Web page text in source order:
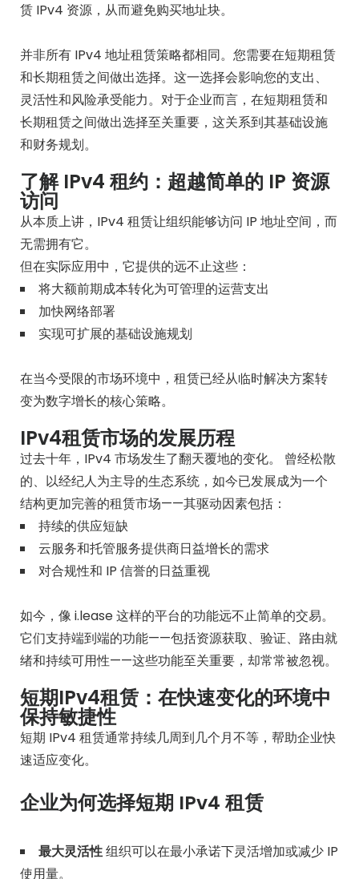
赁 IPv4 资源，从而避免购买地址块。
并非所有 IPv4 地址租赁策略都相同。您需要在短期租赁
和长期租赁之间做出选择。这一选择会影响您的支出、
灵活性和风险承受能力。对于企业而言，在短期租赁和
长期租赁之间做出选择至关重要，这关系到其基础设施
和财务规划。
了解 IPv4 租约：超越简单的 IP 资源
访问
从本质上讲，IPv4 租赁让组织能够访问 IP 地址空间，而
无需拥有它。
但在实际应用中，它提供的远不止这些：
将大额前期成本转化为可管理的运营支出
加快网络部署
实现可扩展的基础设施规划
在当今受限的市场环境中，租赁已经从临时解决方案转
变为数字增长的核心策略。
IPv4租赁市场的发展历程
过去十年，IPv4 市场发生了翻天覆地的变化。 曾经松散
的、以经纪人为主导的生态系统，如今已发展成为一个
结构更加完善的租赁市场——其驱动因素包括：
持续的供应短缺
云服务和托管服务提供商日益增长的需求
对合规性和 IP 信誉的日益重视
如今，像 i.lease 这样的平台的功能远不止简单的交易。
它们支持端到端的功能——包括资源获取、验证、路由就
绪和持续可用性——这些功能至关重要，却常常被忽视。
短期IPv4租赁：在快速变化的环境中
保持敏捷性
短期 IPv4 租赁通常持续几周到几个月不等，帮助企业快
速适应变化。
企业为何选择短期 IPv4 租赁
最大灵活性组织可以在最小承诺下灵活增加或减少 IP
使用量。